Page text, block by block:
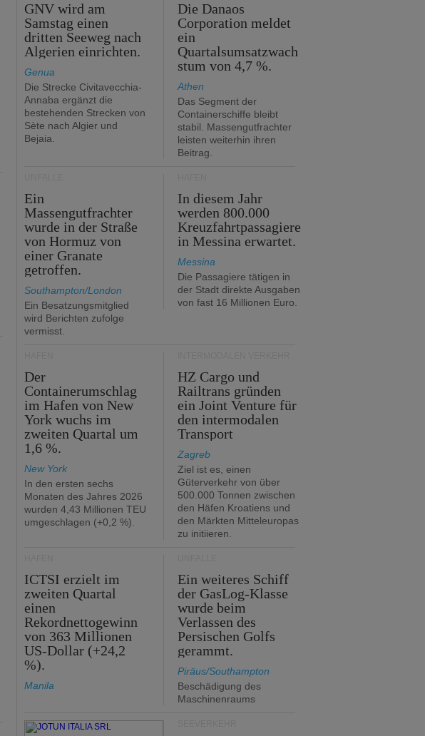
GNV wird am
Samstag einen
dritten Seeweg nach
Algerien einrichten.
Genua
Die Strecke Civitavecchia-
Annaba ergänzt die
bestehenden Strecken von
Sète nach Algier und
Bejaia.
Die Danaos
Corporation meldet
ein
Quartalsumsatzwach
stum von 4,7 %.
Athen
Das Segment der
Containerschiffe bleibt
stabil. Massengutfrachter
leisten weiterhin ihren
Beitrag.
Ein
Massengutfrachter
wurde in der Straße
von Hormuz von
einer Granate
getroffen.
Southampton/London
Ein Besatzungsmitglied
wird Berichten zufolge
vermisst.
In diesem Jahr
werden 800.000
Kreuzfahrtpassagiere
in Messina erwartet.
Messina
Die Passagiere tätigen in
der Stadt direkte Ausgaben
von fast 16 Millionen Euro.
Der
Containerumschlag
im Hafen von New
York wuchs im
zweiten Quartal um
1,6 %.
New York
In den ersten sechs
Monaten des Jahres 2026
wurden 4,43 Millionen TEU
umgeschlagen (+0,2 %).
HZ Cargo und
Railtrans gründen
ein Joint Venture für
den intermodalen
Transport
Zagreb
Ziel ist es, einen
Güterverkehr von über
500.000 Tonnen zwischen
den Häfen Kroatiens und
den Märkten Mitteleuropas
zu initiieren.
ICTSI erzielt im
zweiten Quartal
einen
Rekordnettogewinn
von 363 Millionen
US-Dollar (+24,2
%).
Manila
Ein weiteres Schiff
der GasLog-Klasse
wurde beim
Verlassen des
Persischen Golfs
gerammt.
Piräus/Southampton
Beschädigung des
Maschinenraums